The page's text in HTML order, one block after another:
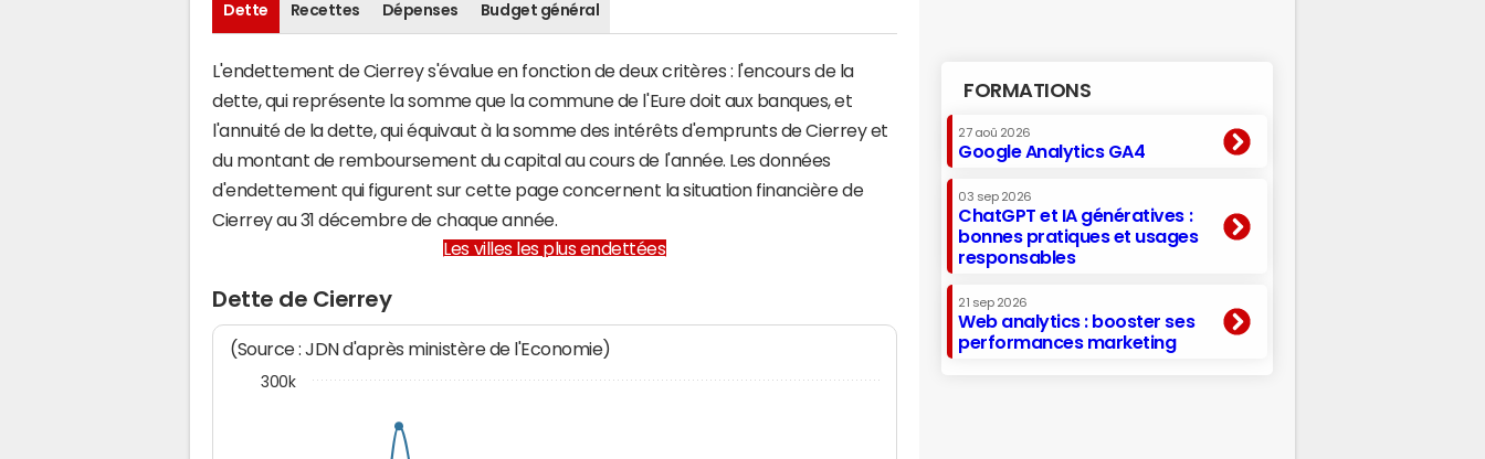
Dette Recettes Dépenses Budget général
L'endettement de Cierrey s'évalue en fonction de deux critères : l'encours de la
dette, qui représente la somme que la commune de l'Eure doit aux banques, et
l'annuité de la dette, qui équivaut à la somme des intérêts d'emprunts de Cierrey et
du montant de remboursement du capital au cours de l'année. Les données
d'endettement qui figurent sur cette page concernent la situation financière de
Cierrey au 31 décembre de chaque année.
Les villes les plus endettées
Dette de Cierrey
(Source : JDN d'après ministère de l'Economie)
300k
FORMATIONS
27 aoû 2026
Google Analytics GA4
03 sep 2026
ChatGPT et IA génératives :
bonnes pratiques et usages
responsables
21 sep 2026
Web analytics : booster ses
performances marketing